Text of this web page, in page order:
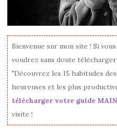
Bienvenue sur mon site ! Si
voudrez sans doute
"Découvrez les 15 habitudes
heureuses et les plus
télécharger votre guide
visite !